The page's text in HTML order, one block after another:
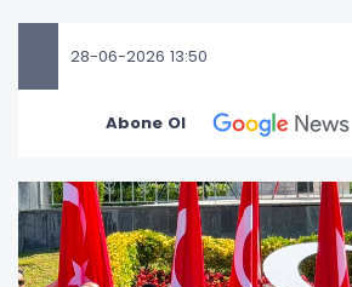
28-06-2026 13:50
Abone Ol